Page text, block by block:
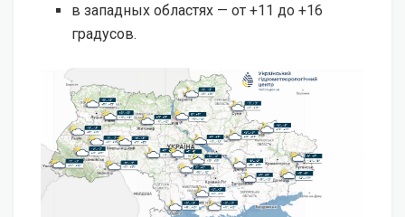
в западных областях — от +11 до +16
градусов.